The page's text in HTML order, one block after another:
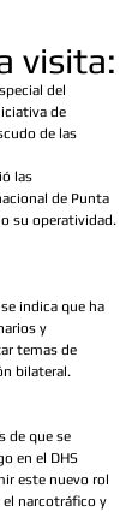
visita:
del
de
de las
las
de Punta
su operatividad.
indica que ha
y
temas de
bilateral.
de que se
en el DHS
este nuevo rol
narcotráfico y